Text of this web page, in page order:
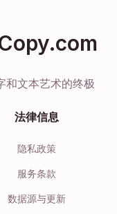
和文本艺术的终极
法律信息
隐私政策
服务条款
数据源与更新